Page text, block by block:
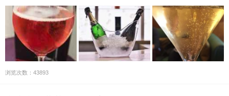
浏览次数：43893